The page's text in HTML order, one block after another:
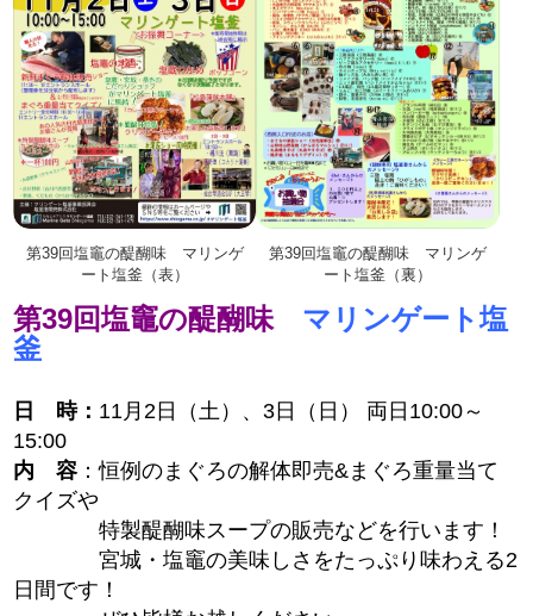
第39回塩竈の醍醐味 マリンゲ
ート塩釜（表）
第39回塩竈の醍醐味 マリンゲ
ート塩釜（裏）
第39回塩竈の醍醐味マリンゲート塩
釜
日 時： 11月2日（土）、3日（日） 両日10:00～
15:00
内 容 ：恒例のまぐろの解体即売&まぐろ重量当て
クイズや
特製醍醐味スープの販売などを行います！
宮城・塩竈の美味しさをたっぷり味わえる2
日間です！